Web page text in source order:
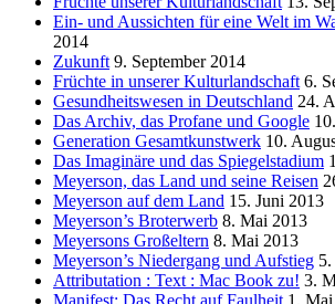
Ein- und Aussichten für eine Welt im
2014
Zukunft 9. September 2014
Früchte in unserer Kulturlandschaft 6.
Gesundheitswesen in Deutschland 24.
Das Archiv, das Profane und Google
Generation Gesamtkunstwerk 10.
Das Imaginäre und das Spiegelstadium
Meyerson, das Land und seine Reisen
Meyerson auf dem Land 15. Juni 2013
Meyerson’s Broterwerb 8. Mai 2013
Meyersons Großeltern 8. Mai 2013
Meyerson’s Niedergang und Aufstieg
Attributation : Text : Mac Book zu! 3.
Manifest: Das Recht auf Faulheit 1.